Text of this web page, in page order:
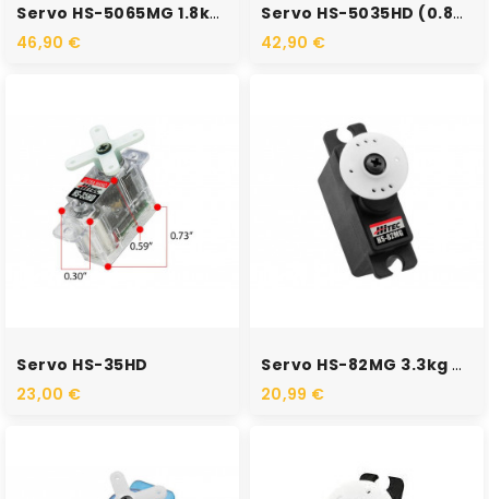
Servo HS-5065MG 1.8kg 0.11s...
46,90 €
Servo HS-5035HD (0.8kg 0.1s...
42,90 €
Servo HS-35HD
23,00 €
Servo HS-82MG 3.3kg 0.12s 6V
20,99 €